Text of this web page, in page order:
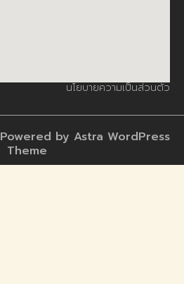
นโยบายความเป็นส่วนตัว
by Astra WordPress
Theme